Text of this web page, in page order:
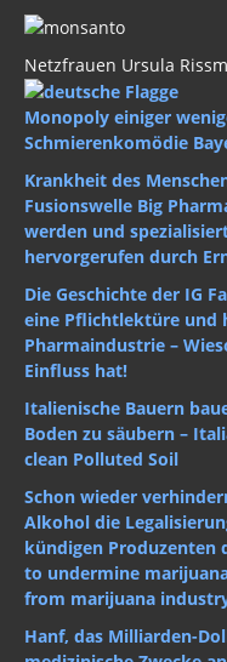
Netzfrauen Ursula
Monopoly einiger
Schmierenkomödie
Krankheit des
Fusionswelle Big
werden und
hervorgerufen durch
Die Geschichte der IG
eine Pflichtlektüre und
Pharmaindustrie –
Einfluss hat!
Italienische Bauern
Boden zu säubern –
clean Polluted Soil
Schon wieder
Alkohol die
kündigen Produzenten
to undermine
from marijuana
Hanf, das Milliarden-